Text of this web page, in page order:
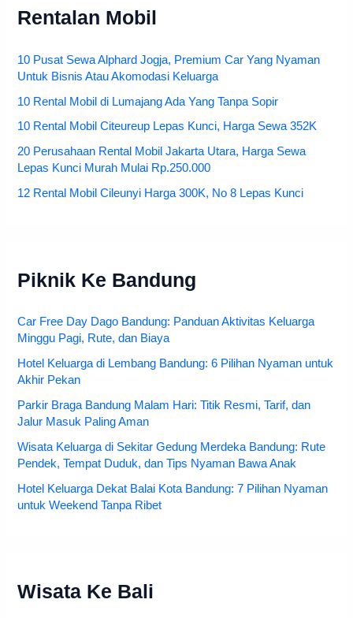
Rentalan Mobil
10 Pusat Sewa Alphard Jogja, Premium Car Yang Nyaman
Untuk Bisnis Atau Akomodasi Keluarga
10 Rental Mobil di Lumajang Ada Yang Tanpa Sopir
10 Rental Mobil Citeureup Lepas Kunci, Harga Sewa 352K
20 Perusahaan Rental Mobil Jakarta Utara, Harga Sewa
Lepas Kunci Murah Mulai Rp.250.000
12 Rental Mobil Cileunyi Harga 300K, No 8 Lepas Kunci
Piknik Ke Bandung
Car Free Day Dago Bandung: Panduan Aktivitas Keluarga
Minggu Pagi, Rute, dan Biaya
Hotel Keluarga di Lembang Bandung: 6 Pilihan Nyaman untuk
Akhir Pekan
Parkir Braga Bandung Malam Hari: Titik Resmi, Tarif, dan
Jalur Masuk Paling Aman
Wisata Keluarga di Sekitar Gedung Merdeka Bandung: Rute
Pendek, Tempat Duduk, dan Tips Nyaman Bawa Anak
Hotel Keluarga Dekat Balai Kota Bandung: 7 Pilihan Nyaman
untuk Weekend Tanpa Ribet
Wisata Ke Bali